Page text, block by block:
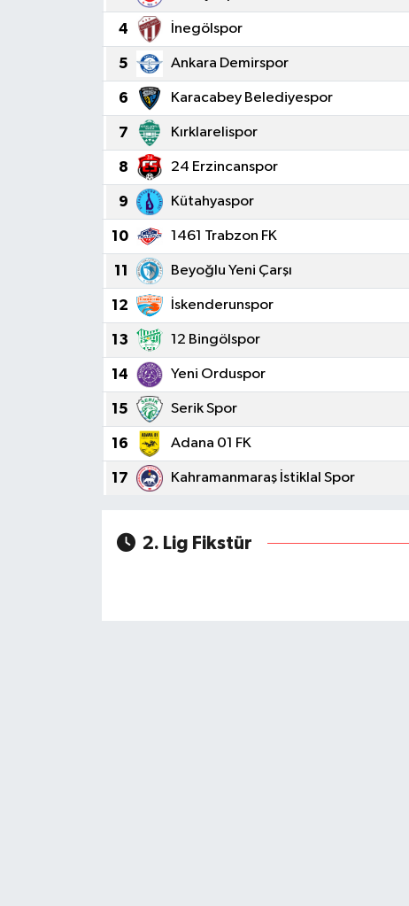
4 İnegölspor
5 Ankara Demirspor
6 Karacabey Belediyespor
7 Kırklarelispor
8 24 Erzincanspor
9 Kütahyaspor
10 1461 Trabzon FK
11 Beyoğlu Yeni Çarşı
12 İskenderunspor
13 12 Bingölspor
14 Yeni Orduspor
15 Serik Spor
16 Adana 01 FK
17 Kahramanmaraş İstiklal Spor
2. Lig Fikstür